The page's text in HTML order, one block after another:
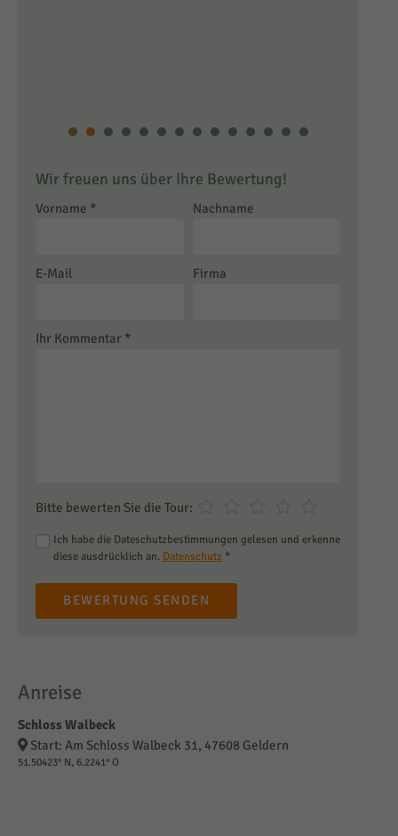
Wir freuen uns über Ihre Bewertung!
Vorname * Nachname
E-Mail Firma
Ihr Kommentar *
Bitte bewerten Sie die Tour:
Ich habe die Dateschutzbestimmungen gelesen und erkenne
diese ausdrücklich an. Datenschutz *
BEWERTUNG SENDEN
Anreise
Schloss Walbeck
Start: Am Schloss Walbeck 31, 47608 Geldern
51.50423° N, 6.2241° O